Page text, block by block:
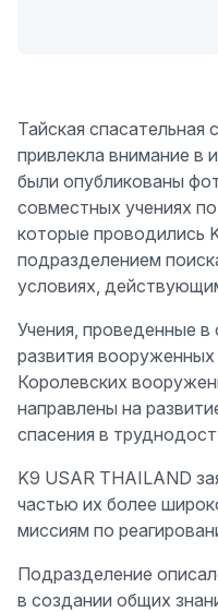
Тайская спасательная
привлекла внимание в
были опубликованы
совместных учениях
которые проводились
подразделением
условиях,
Учения, проведенные
развития
Королевских
направлены на
спасения в
K9 USAR THAILAND
частью их более
миссиям по
Подразделение
в создании общих